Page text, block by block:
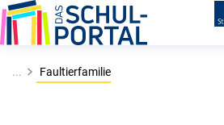
... Faultierfamilie